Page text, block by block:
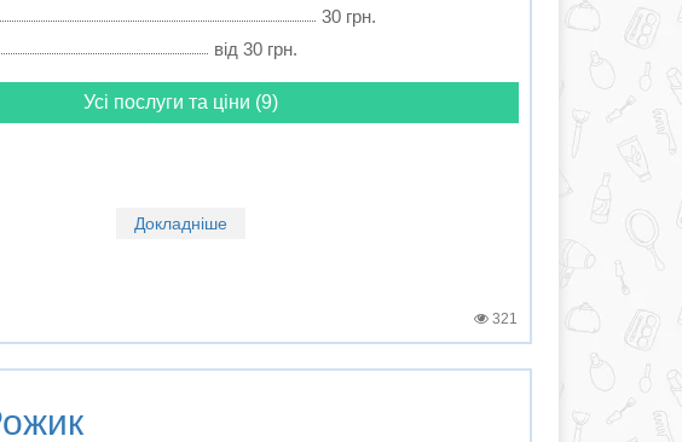
30 грн.
від 30 грн.
Усі послуги та ціни (9)
Докладніше
321